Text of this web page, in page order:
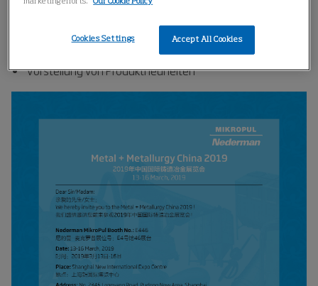
WeChat-Tombola
Ersatzteil-Aktion
Vorstellung von Produktneuheiten
Accept All Cookies
Cookies Settings